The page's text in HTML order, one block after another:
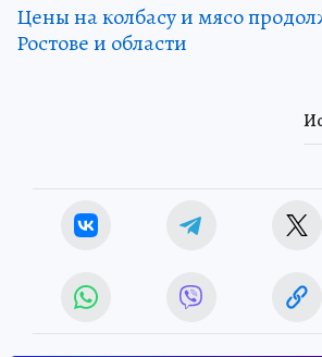
Цены на колбасу и мясо
Ростове и области